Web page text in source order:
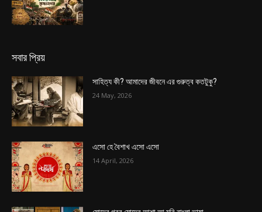
সবার প্রিয়
সাহিত্য কী? আমাদের জীবনে এর গুরুত্ব কতটুকু?
24 May, 2026
এসো হে বৈশাখ এসো এসো
14 April, 2026